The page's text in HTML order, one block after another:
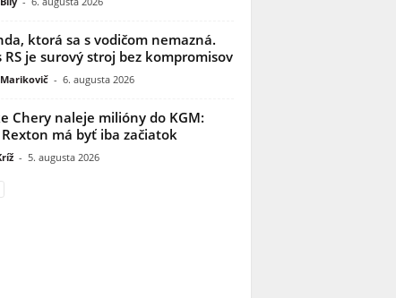
ktorá sa s vodičom nemazná.
RS je surový stroj bez kompromisov
- 6. augusta 2026
Chery naleje milióny do KGM:
má byť iba začiatok
- 5. augusta 2026